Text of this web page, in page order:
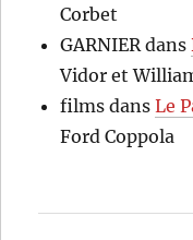
Corbet
GARNIER dans
Vidor et
films dansLe
Ford Coppola